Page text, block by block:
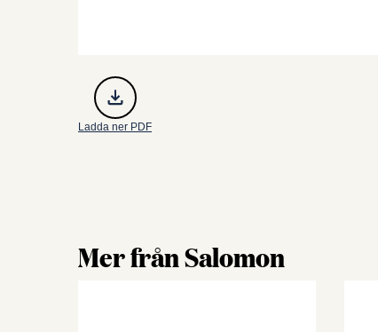
Ladda ner PDF
Mer från Salomon